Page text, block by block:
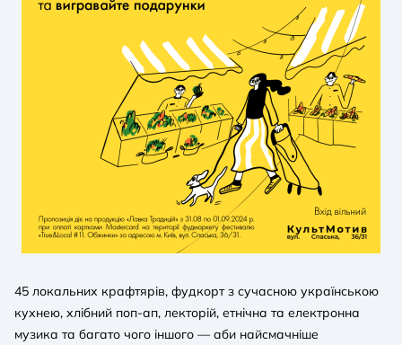
45 локальних крафтярів, фудкорт з сучасною українською
кухнею, хлібний поп-ап, лекторій, етнічна та електронна
музика та багато чого іншого — аби найсмачніше